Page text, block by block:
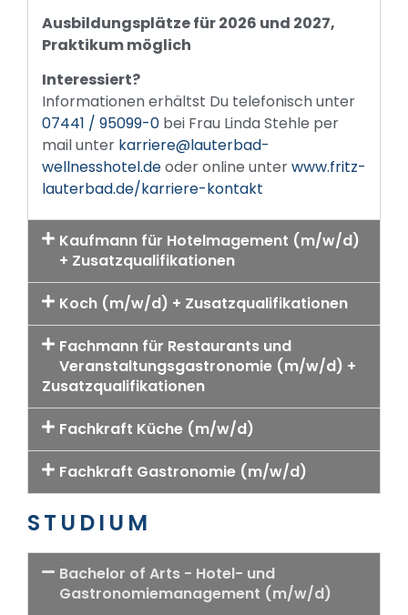
Ausbildungsplätze für 2026 und 2027,
Praktikum möglich
Interessiert?
Informationen erhältst Du telefonisch unter
07441 / 95099-0 bei Frau Linda Stehle per
mail unter karriere@lauterbad-
wellnesshotel.deoder online unterwww.fritz-
lauterbad.de/karriere-kontakt
Kaufmann für Hotelmagement (m/w/d)
+ Zusatzqualifikationen
Koch (m/w/d) + Zusatzqualifikationen
Fachmann für Restaurants und
Veranstaltungsgastronomie (m/w/d) +
Zusatzqualifikationen
Fachkraft Küche (m/w/d)
Fachkraft Gastronomie (m/w/d)
STUDIUM
Bachelor of Arts - Hotel- und
Gastronomiemanagement (m/w/d)